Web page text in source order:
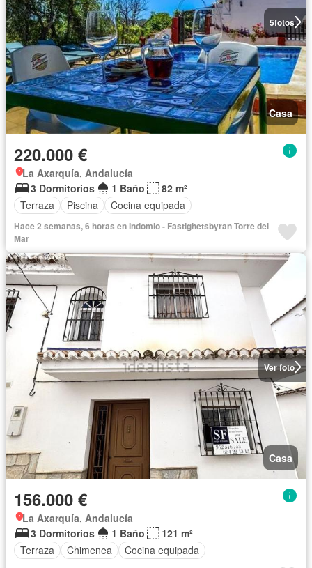
5fotos
Casa
220.000 €
La Axarquía, Andalucía
3 Dormitorios
1 Baño
82 m²
Terraza
Piscina Cocina equipada
Hace 2 semanas, 6 horas en Indomio - Fastighetsbyran Torre del
Mar
Ver foto
Casa
156.000 €
La Axarquía, Andalucía
3 Dormitorios
1 Baño
121 m²
Terraza
Chimenea Cocina equipada